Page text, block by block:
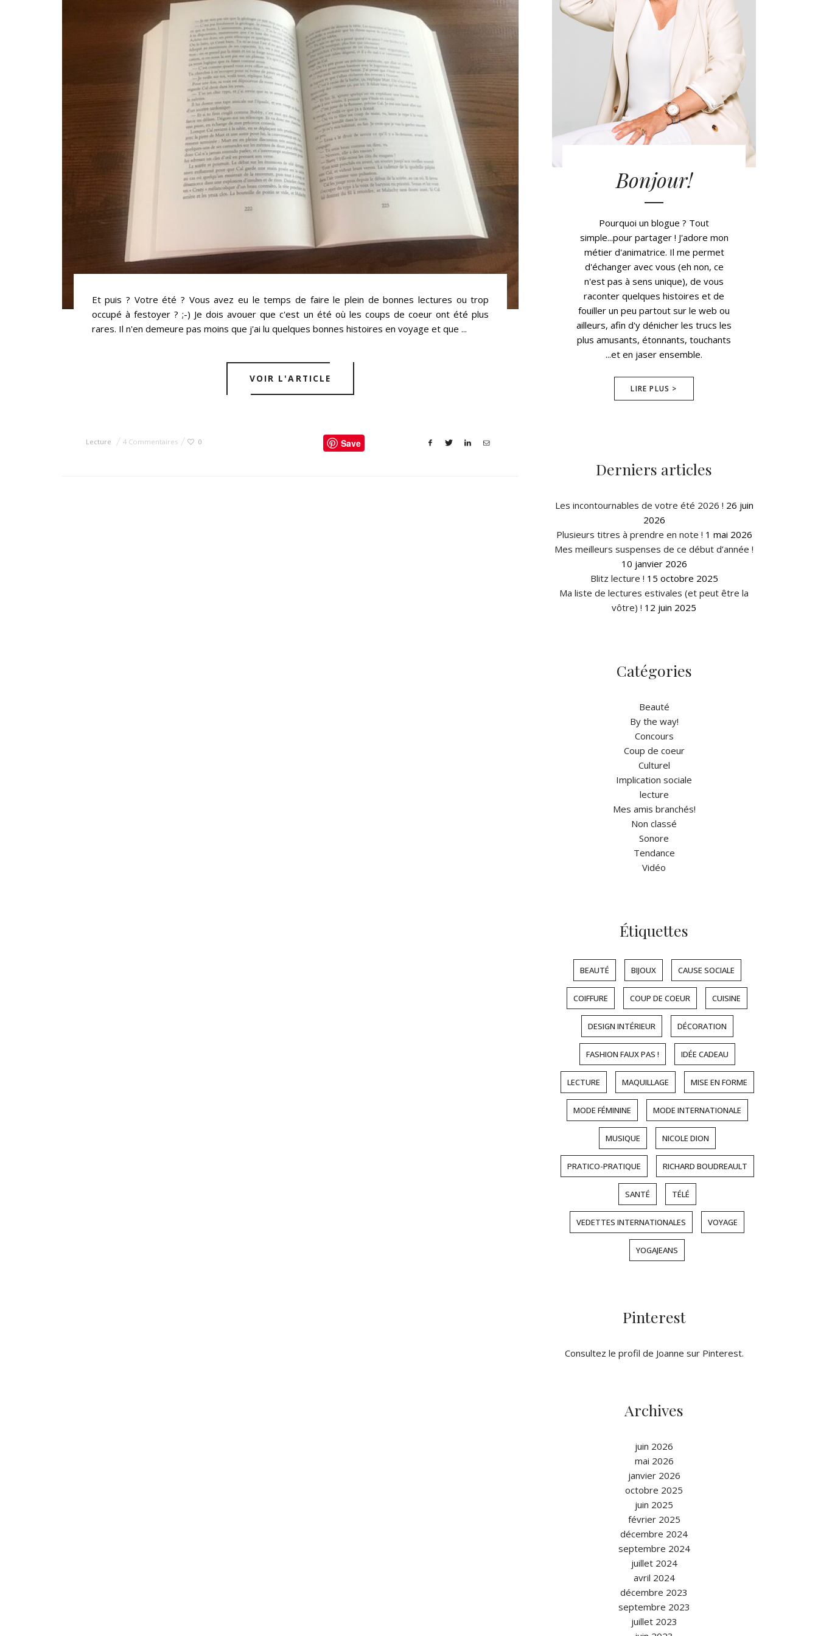
Et puis ? Votre été ? Vous avez eu le temps de faire le plein de bonnes lectures ou trop
occupé à festoyer ? ;-) Je dois avouer que c'est un été où les coups de coeur ont été plus
rares. Il n'en demeure pas moins que j'ai lu quelques bonnes histoires en voyage et que ...
VOIR L'ARTICLE
Lecture 4 Commentaires 0 Save
Bonjour!
Pourquoi un blogue ? Tout
simple...pour partager ! J'adore mon
métier d'animatrice. Il me permet
d'échanger avec vous (eh non, ce
n'est pas à sens unique), de vous
raconter quelques histoires et de
fouiller un peu partout sur le web ou
ailleurs, afin d'y dénicher les trucs les
plus amusants, étonnants, touchants
...et en jaser ensemble.
LIRE PLUS >
Derniers articles
Les incontournables de votre été 2026 ! 26 juin
2026
Plusieurs titres à prendre en note ! 1 mai 2026
Mes meilleurs suspenses de ce début d’année !
10 janvier 2026
Blitz lecture ! 15 octobre 2025
Ma liste de lectures estivales (et peut être la
vôtre) ! 12 juin 2025
Catégories
Beauté
By the way!
Concours
Coup de coeur
Culturel
Implication sociale
lecture
Mes amis branchés!
Non classé
Sonore
Tendance
Vidéo
Étiquettes
BEAUTÉ BIJOUX CAUSE SOCIALE
COIFFURE COUP DE COEUR CUISINE
DESIGN INTÉRIEUR DÉCORATION
FASHION FAUX PAS ! IDÉE CADEAU
LECTURE MAQUILLAGE MISE EN FORME
MODE FÉMININE MODE INTERNATIONALE
MUSIQUE NICOLE DION
PRATICO-PRATIQUE RICHARD BOUDREAULT
SANTÉ TÉLÉ
VEDETTES INTERNATIONALES VOYAGE
YOGAJEANS
Pinterest
Consultez le profil de Joanne sur Pinterest.
Archives
juin 2026
mai 2026
janvier 2026
octobre 2025
juin 2025
février 2025
décembre 2024
septembre 2024
juillet 2024
avril 2024
décembre 2023
septembre 2023
juillet 2023